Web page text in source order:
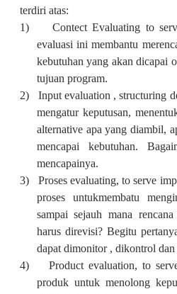
terdiri atas:
1)
Contect Evaluating to
evaluasi ini membantu
kebutuhan yang akan dicapai
tujuan program.
2)
Input evaluation , structuring
mengatur keputusan,
alternative apa yang diambil,
mencapai kebutuhan.
mencapainya.
3)
Proses evaluating, to serve
proses untukmembatu
sampai sejauh mana
harus direvisi? Begitu
dapat dimonitor , dikontrol
4)
Product evaluation, to
produk untuk menolong